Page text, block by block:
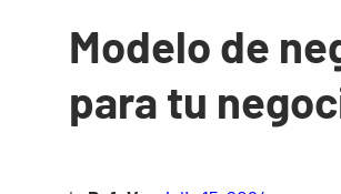
Modelo de
para tu